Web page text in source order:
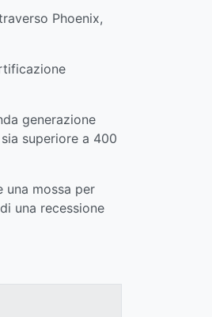
Phoenix,
generazione
superiore a 400
una mossa per
una recessione